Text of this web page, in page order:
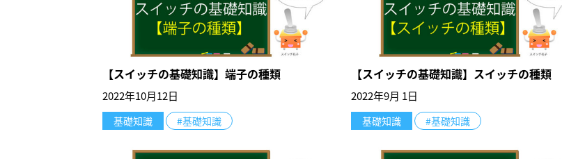
【スイッチの基礎知識】端子の種類
2022年10月12日
基礎知識 #基礎知識
【スイッチの基礎知識】スイッチの種類
2022年9月 1日
基礎知識 #基礎知識